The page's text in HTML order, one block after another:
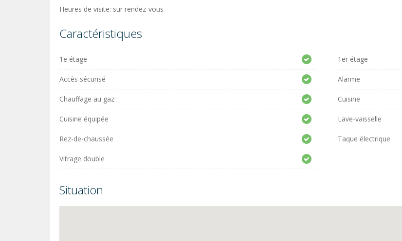
Heures de visite: sur rendez-vous
Caractéristiques
1e étage 1er étage
Accès sécurisé Alarme
Chauffage au gaz Cuisine
Cuisine équipée Lave-vaisselle
Rez-de-chaussée Taque électrique
Vitrage double
Situation